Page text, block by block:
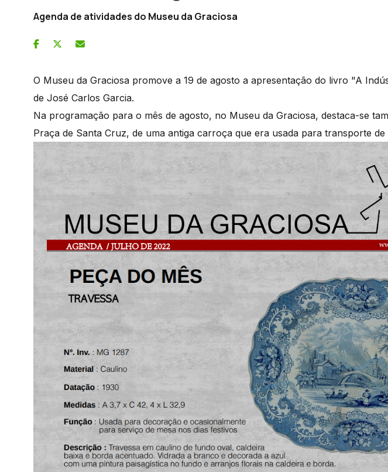
Agenda de atividades do Museu da Graciosa
O Museu da Graciosa promove a 19 de agosto a apresentação do livro "A
de José Carlos Garcia.
Na programação para o mês de agosto, no Museu da Graciosa, destaca-se
Praça de Santa Cruz, de uma antiga carroça que era usada para transporte de